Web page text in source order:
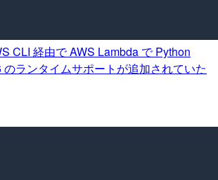
CLI 経由で AWS Lambda で Python
ランタイムサポートが追加されていた